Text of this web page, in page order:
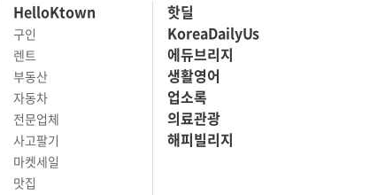
HelloKtown
구인
렌트
부동산
자동차
전문업체
사고팔기
마켓세일
맛집
핫딜
KoreaDailyUs
에듀브리지
생활영어
업소록
의료관광
해피빌리지